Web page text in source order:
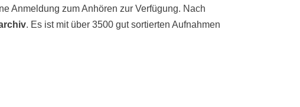
Anmeldung zum Anhören zur Verfügung. Nach
. Es ist mit über 3500 gut sortierten Aufnahmen